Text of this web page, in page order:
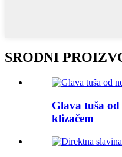
SRODNI
Glava tuša
klizačem